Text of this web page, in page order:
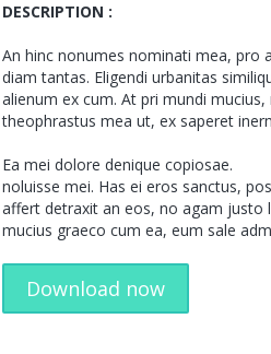
DESCRIPTION :
An hinc nonumes nominati mea, pro
diam tantas. Eligendi urbanitas
alienum ex cum. At pri mundi
theophrastus mea ut, ex saperet
Ea mei dolore denique copiosae.
noluisse mei. Has ei eros sanctus,
affert detraxit an eos, no agam justo
mucius graeco cum ea, eum sale
Download now